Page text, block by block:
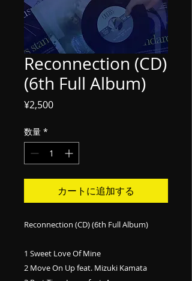
Reconnection (CD)
(6th Full Album)
¥2,500価
数量 *
カートに追加する
Reconnection (CD) (6th Full Album)
1 Sweet Love Of Mine
2 Move On Up feat. Mizuki Kamata